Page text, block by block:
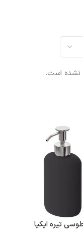
نشده است.
تیره ایکیا